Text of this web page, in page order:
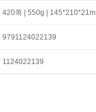
420쪽 | 550g |
9791124022139
1124022139